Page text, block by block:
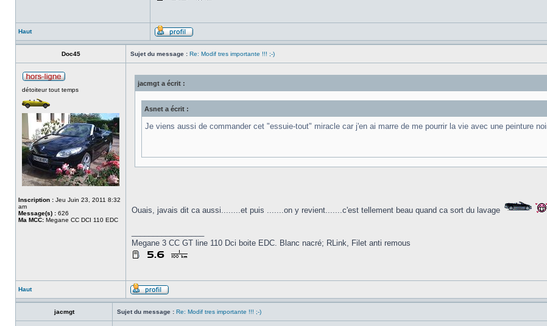
Haut
Doc45 Sujet du message : Re: Modif tres importante !!! ;-)
détoiteur tout temps
Inscription : Jeu Juin 23, 2011 8:32
am
Message(s) : 626
Ma MCC: Megane CC DCI 110 EDC
jacmgt a écrit :
Asnet a écrit :
Je viens aussi de commander cet "essuie-tout" miracle car j'en ai marre de me pourrir la vie avec une peinture
Ouais, javais dit ca aussi........et puis .......on y revient.......c'est tellement beau quand ca sort du lavage
Megane 3 CC GT line 110 Dci boite EDC. Blanc nacré; RLink, Filet anti remous
Haut
jacmgt Sujet du message : Re: Modif tres importante !!! ;-)